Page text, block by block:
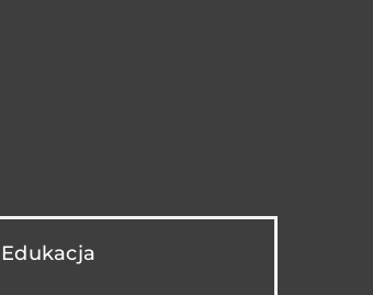
Edukacja